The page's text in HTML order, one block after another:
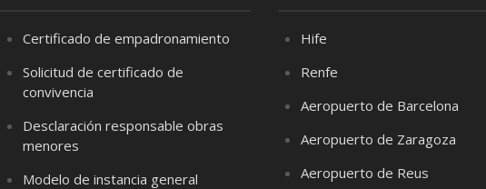
Certificado de empadronamiento
Solicitud de certificado de
convivencia
Desclaración responsable obras
menores
Modelo de instancia general
Hife
Renfe
Aeropuerto de Barcelona
Aeropuerto de Zaragoza
Aeropuerto de Reus